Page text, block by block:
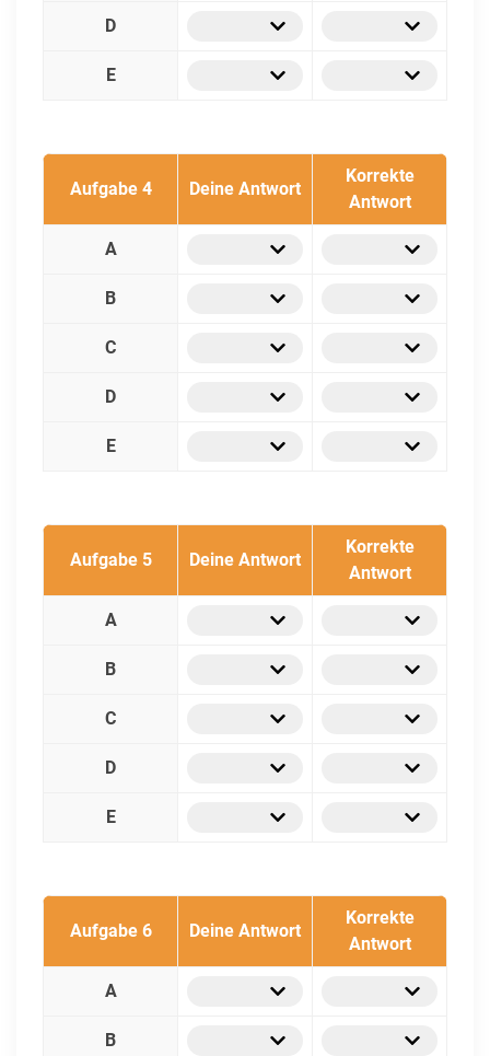
D
E
Aufgabe 4 Deine Antwort
Korrekte
Antwort
A
B
C
D
E
Aufgabe 5 Deine Antwort
Korrekte
Antwort
A
B
C
D
E
Aufgabe 6 Deine Antwort
Korrekte
Antwort
A
B